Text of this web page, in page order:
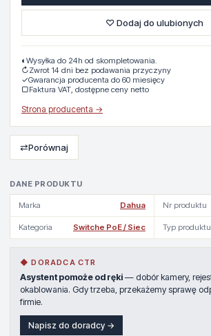
DANE PRODUKTU
Marka Dahua Nr produktu
Kategoria Switche PoE / Siec Typ produktu
◆ DORADCA CTR
Asystent pomoże od ręki — dobór kamery,
okablowania. Gdy trzeba, przekażemy sprawę
firmie.
Napisz do doradcy →
♡ Dodaj do ulubionych
◐ Wysyłka do 24h od skompletowania.
↻Zwrot 14 dni bez podawania przyczyny
✓Gwarancja producenta do 60 miesięcy
▢Faktura VAT, dostępne ceny netto
Strona producenta →
⇄Porównaj